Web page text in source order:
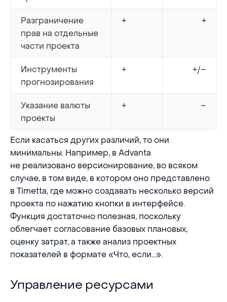
Разграничение
прав на отдельные
части проекта
+ +
Инструменты
прогнозирования
+ +/–
Указание валюты
проекты
+ –
Если касаться других различий, то они
минимальны. Например, в Advanta
не реализовано версионирование, во всяком
случае, в том виде, в котором оно представлено
в Timetta, где можно создавать несколько версий
проекта по нажатию кнопки в интерфейсе.
Функция достаточно полезная, поскольку
облегчает согласование базовых плановых,
оценку затрат, а также анализ проектных
показателей в формате «Что, если…».
Управление ресурсами
Управление ресурсами